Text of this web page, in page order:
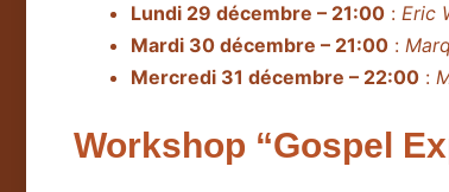
Lundi 29 décembre – 21:00 : Eric
Mardi 30 décembre – 21:00 :
Mercredi 31 décembre – 22:00 :
Workshop “Gospel